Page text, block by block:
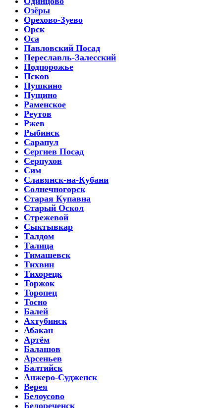
Озёры
Орехово-Зуево
Орск
Оса
Павловский Посад
Переславль-Залесский
Подпорожье
Псков
Пушкино
Пущино
Раменское
Реутов
Ржев
Рыбинск
Сарапул
Сергиев Посад
Серпухов
Сим
Славянск-на-Кубани
Солнечногорск
Старая Купавна
Старый Оскол
Стрежевой
Сыктывкар
Талдом
Талица
Тимашевск
Тихвин
Тихорецк
Торжок
Торопец
Тосно
Балей
Ахтубинск
Абакан
Артём
Балашов
Арсеньев
Балтийск
Анжеро-Судженск
Верея
Белоусово
Белореченск